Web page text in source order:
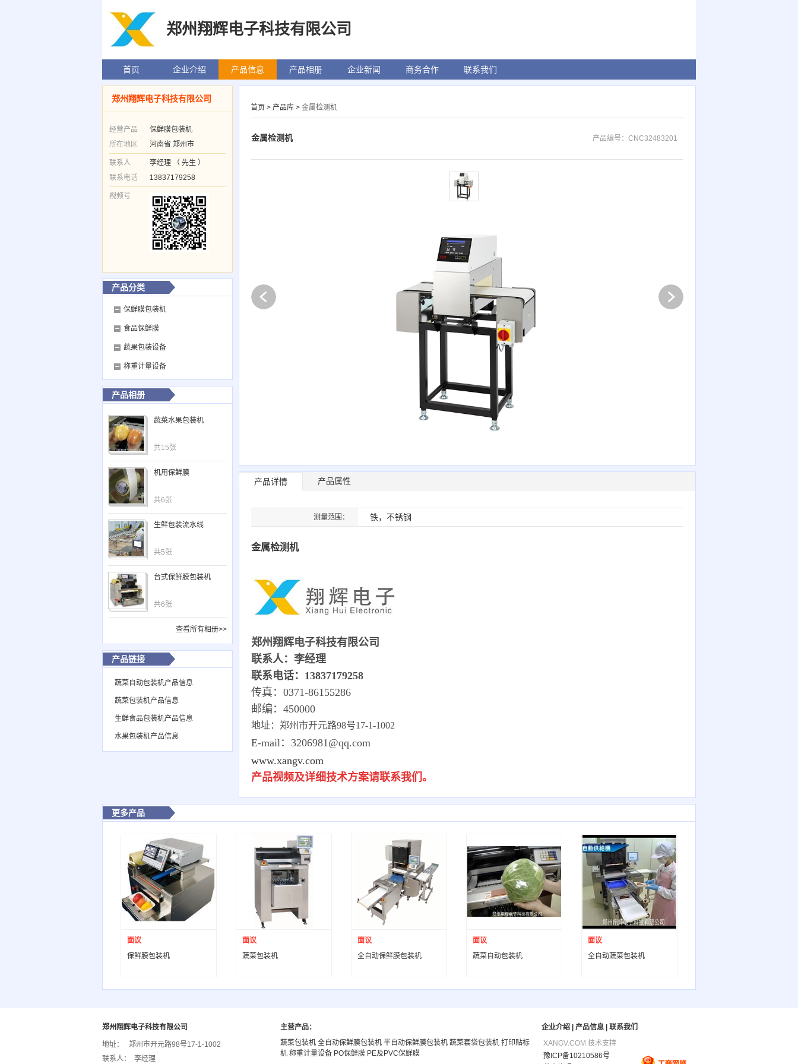
郑州翔辉电子科技有限公司
首页 企业介绍 产品信息 产品相册 企业新闻 商务合作 联系我们
首页 > 产品库 > 金属检测机
金属检测机 产品编号： CNC32483201
产品详情 产品属性
测量范围： 铁，不锈钢
金属检测机
郑州翔辉电子科技有限公司
联系人：李经理
联系电话：13837179258
传真：0371-86155286
邮编：450000
地址：郑州市开元路98号17-1-1002
E-mail：3206981@qq.com
www.xangv.com
产品视频及详细技术方案请联系我们。
郑州翔辉电子科技有限公司
经营产品
保鲜膜包装机
所在地区
河南省 郑州市
联系人
李经理 （ 先生 ）
联系电话
13837179258
视频号
产品分类
保鲜膜包装机
食品保鲜膜
蔬果包装设备
称重计量设备
产品相册
蔬菜水果包装机
共15张
机用保鲜膜
共6张
生鲜包装流水线
共5张
台式保鲜膜包装机
共6张
查看所有相册>>
产品链接
蔬菜自动包装机产品信息
蔬菜包装机产品信息
生鲜食品包装机产品信息
水果包装机产品信息
更多产品
保鲜膜包装机
面议
蔬菜包装机
面议
全自动保鲜膜包装机
面议
蔬菜自动包装机
面议
全自动蔬菜包装机
面议
郑州翔辉电子科技有限公司
地址：
郑州市开元路98号17-1-1002
联系人：
李经理
主营产品：
蔬菜包装机 全自动保鲜膜包装机 半自动保鲜膜包装机 蔬菜套袋包装机 打印贴标
机 称重计量设备 PO保鲜膜 PE及PVC保鲜膜
企业介绍 产品信息
联系我们
XANGV.COM 技术支持
豫ICP备10210586号